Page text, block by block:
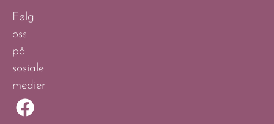
Følg
oss
på
sosiale
medier